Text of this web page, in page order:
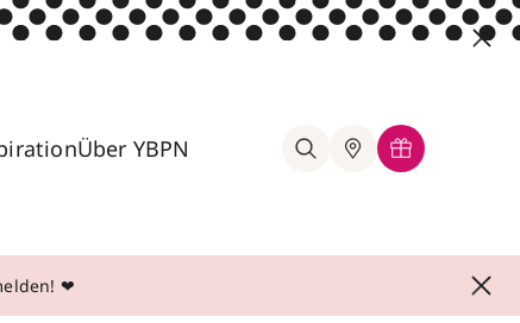
Über YBPN
❤